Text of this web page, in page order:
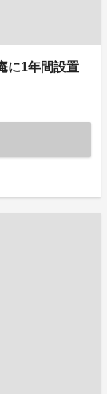
に1年間設置